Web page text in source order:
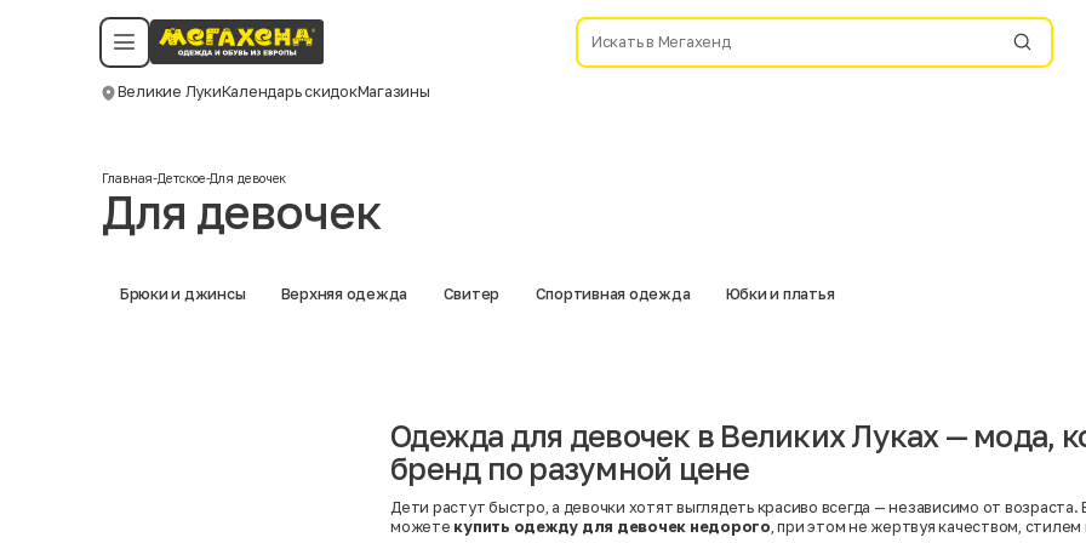
Великие ЛукиКалендарь скидокМагазины
Политика конфиденциальности
©️ Мегахенд 2026. Все права защищены.
Смотреть все даты
Главная-Детское-Для девочек
Для девочек
Брюки и джинсы Верхняя одежда Свитер Спортивная одежда Юбки и платья
Одежда для девочек в Великих Луках — мода,
бренд по разумной цене
Дети растут быстро, а девочки хотят выглядеть красиво всегда — независимо от возраста.
можете купить одежду для девочек недорого , при этом не жертвуя качеством,
Москва